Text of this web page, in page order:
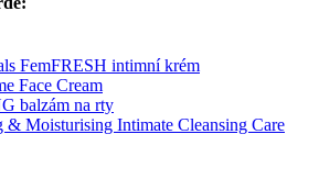
FemFRESH intimní krém
Face Cream
balzám na rty
& Moisturising Intimate Cleansing Care